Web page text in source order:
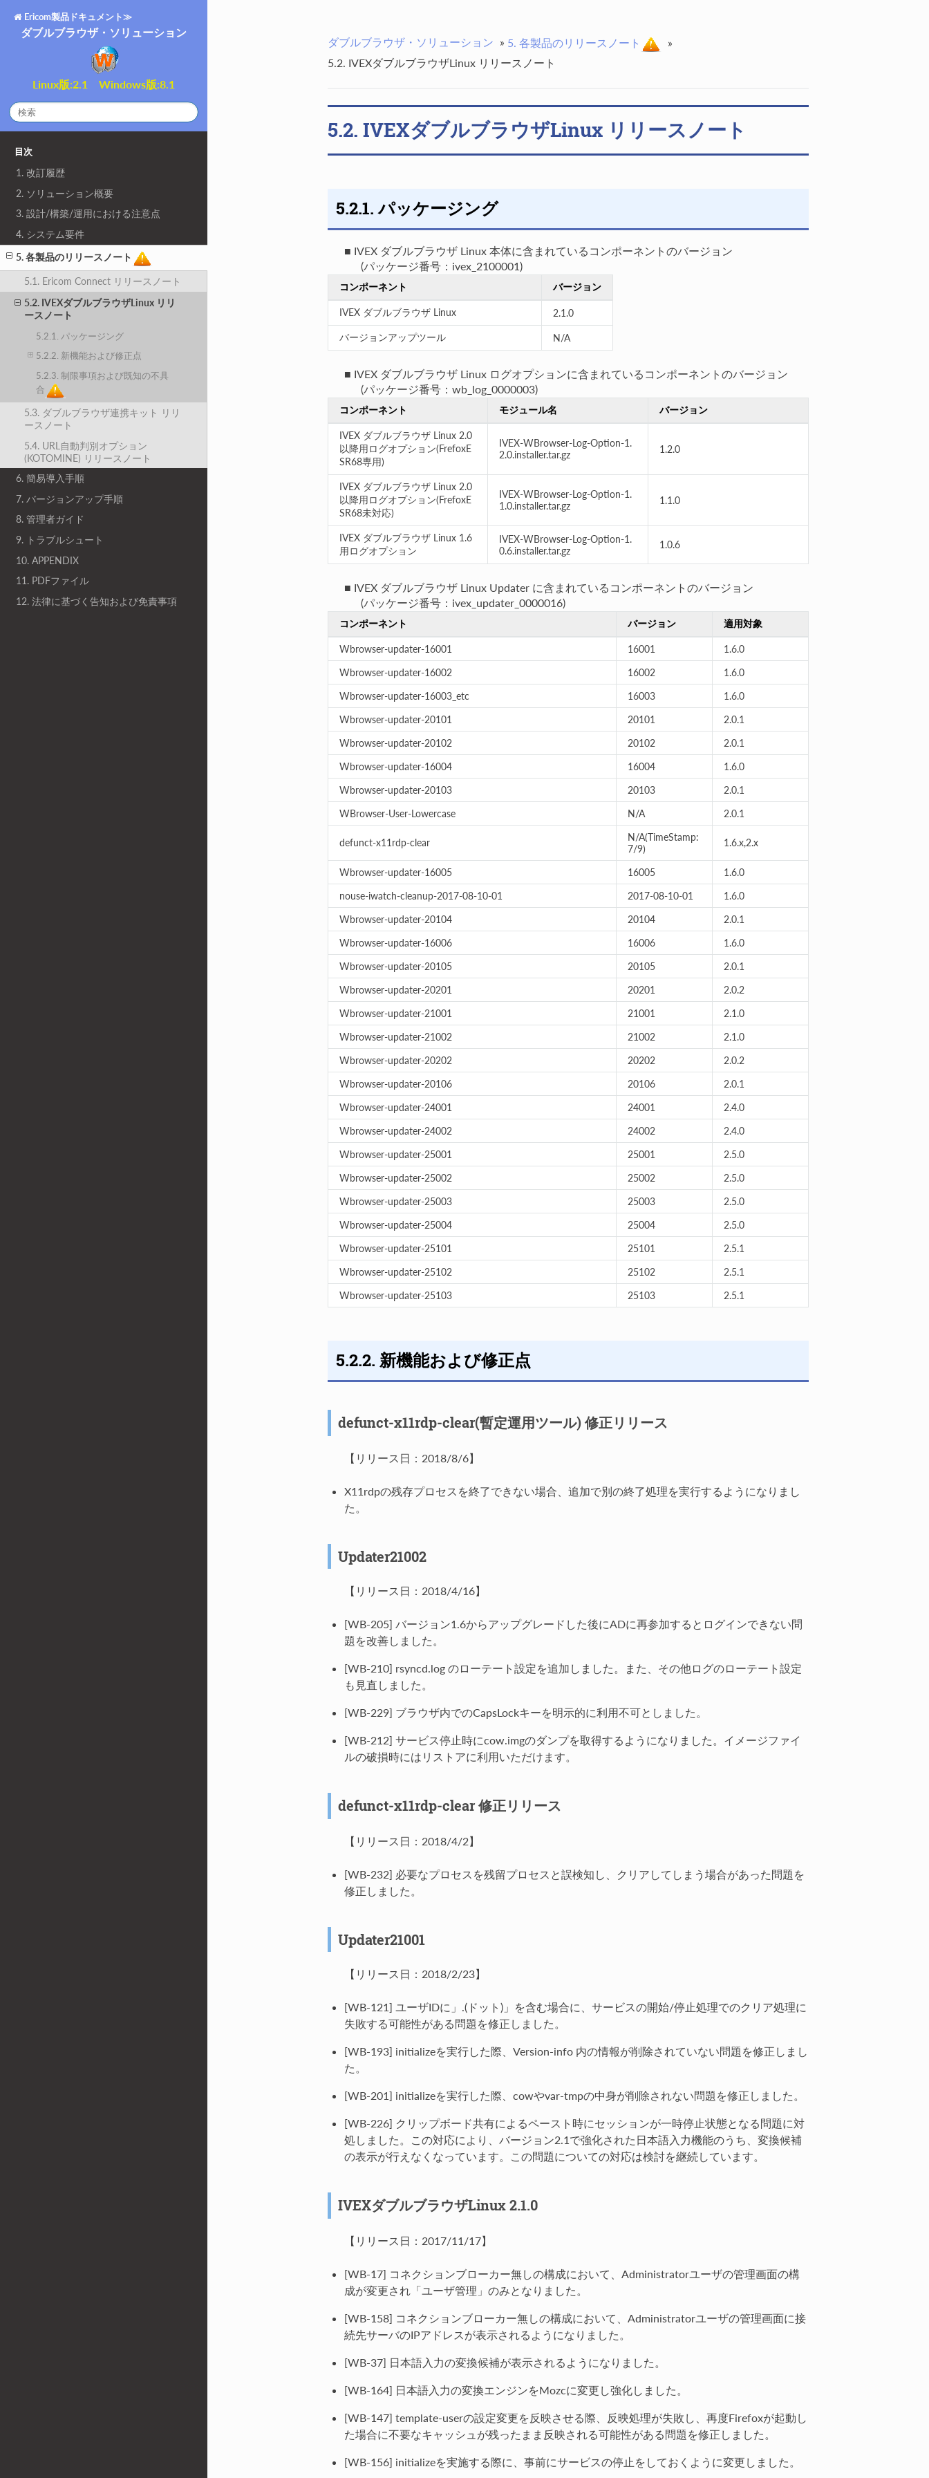
Ericom製品ドキュメント≫
ダブルブラウザ・ソリューション
Linux版:2.1 Windows版:8.1
目次
1. 改訂履歴
2. ソリューション概要
3. 設計/構築/運用における注意点
4. システム要件
5. 各製品のリリースノート
5.1. Ericom Connect リリースノート
5.2. IVEXダブルブラウザLinux リリ
ースノート
5.2.1. パッケージング
5.2.2. 新機能および修正点
5.2.3. 制限事項および既知の不具
合
5.3. ダブルブラウザ連携キット リリ
ースノート
5.4. URL自動判別オプション
(KOTOMINE) リリースノート
6. 簡易導入手順
7. バージョンアップ手順
8. 管理者ガイド
9. トラブルシュート
10. APPENDIX
11. PDFファイル
12. 法律に基づく告知および免責事項
ダブルブラウザ・ソリューション » 5. 各製品のリリースノート
»
5.2. IVEXダブルブラウザLinux リリースノート
5.2. IVEXダブルブラウザLinux リリースノート
5.2.1. パッケージング
■ IVEX ダブルブラウザ Linux 本体に含まれているコンポーネントのバージョン
(パッケージ番号：ivex_2100001)
コンポーネント バージョン
IVEX ダブルブラウザ Linux 2.1.0
バージョンアップツール N/A
■ IVEX ダブルブラウザ Linux ログオプションに含まれているコンポーネントのバージョン
(パッケージ番号：wb_log_0000003)
コンポーネント モジュール名 バージョン
IVEX ダブルブラウザ Linux 2.0
以降用ログオプション(FrefoxE
SR68専用)
IVEX-WBrowser-Log-Option-1.
2.0.installer.tar.gz
1.2.0
IVEX ダブルブラウザ Linux 2.0
以降用ログオプション(FrefoxE
SR68未対応)
IVEX-WBrowser-Log-Option-1.
1.0.installer.tar.gz
1.1.0
IVEX ダブルブラウザ Linux 1.6
用ログオプション
IVEX-WBrowser-Log-Option-1.
0.6.installer.tar.gz
1.0.6
■ IVEX ダブルブラウザ Linux Updater に含まれているコンポーネントのバージョン
(パッケージ番号：ivex_updater_0000016)
コンポーネント バージョン 適用対象
Wbrowser-updater-16001 16001
1.6.0
Wbrowser-updater-16002
16002
1.6.0
Wbrowser-updater-16003_etc
16003
1.6.0
Wbrowser-updater-20101
20101
2.0.1
Wbrowser-updater-20102
20102
2.0.1
Wbrowser-updater-16004
16004
1.6.0
Wbrowser-updater-20103
20103
2.0.1
WBrowser-User-Lowercase
N/A 2.0.1
defunct-x11rdp-clear
N/A(TimeStamp:
7/9)
1.6.x,2.x
Wbrowser-updater-16005 16005
1.6.0
nouse-iwatch-cleanup-2017-08-10-01
2017-08-10-01
1.6.0
Wbrowser-updater-20104
20104
2.0.1
Wbrowser-updater-16006
16006
1.6.0
Wbrowser-updater-20105
20105
2.0.1
Wbrowser-updater-20201
20201
2.0.2
Wbrowser-updater-21001
21001
2.1.0
Wbrowser-updater-21002
21002
2.1.0
Wbrowser-updater-20202
20202
2.0.2
Wbrowser-updater-20106
20106
2.0.1
Wbrowser-updater-24001
24001
2.4.0
Wbrowser-updater-24002
24002
2.4.0
Wbrowser-updater-25001
25001
2.5.0
Wbrowser-updater-25002
25002
2.5.0
Wbrowser-updater-25003
25003
2.5.0
Wbrowser-updater-25004
25004
2.5.0
Wbrowser-updater-25101
25101
2.5.1
Wbrowser-updater-25102
25102
2.5.1
Wbrowser-updater-25103
25103 2.5.1
5.2.2. 新機能および修正点
defunct-x11rdp-clear(暫定運用ツール) 修正リリース
【リリース日：2018/8/6】
X11rdpの残存プロセスを終了できない場合、追加で別の終了処理を実行するようになりまし
た。
Updater21002
【リリース日：2018/4/16】
[WB-205] バージョン1.6からアップグレードした後にADに再参加するとログインできない問
題を改善しました。
[WB-210] rsyncd.log のローテート設定を追加しました。また、その他ログのローテート設定
も見直しました。
[WB-229] ブラウザ内でのCapsLockキーを明示的に利用不可としました。
[WB-212] サービス停止時にcow.imgのダンプを取得するようになりました。イメージファイ
ルの破損時にはリストアに利用いただけます。
defunct-x11rdp-clear 修正リリース
【リリース日：2018/4/2】
[WB-232] 必要なプロセスを残留プロセスと誤検知し、クリアしてしまう場合があった問題を
修正しました。
Updater21001
【リリース日：2018/2/23】
[WB-121] ユーザIDに」.(ドット)」を含む場合に、サービスの開始/停止処理でのクリア処理に
失敗する可能性がある問題を修正しました。
[WB-193] initializeを実行した際、Version-info 内の情報が削除されていない問題を修正しまし
た。
[WB-201] initializeを実行した際、cowやvar-tmpの中身が削除されない問題を修正しました。
[WB-226] クリップボード共有によるペースト時にセッションが一時停止状態となる問題に対
処しました。この対応により、バージョン2.1で強化された日本語入力機能のうち、変換候補
の表示が行えなくなっています。この問題についての対応は検討を継続しています。
IVEXダブルブラウザLinux 2.1.0
【リリース日：2017/11/17】
[WB-17] コネクションブローカー無しの構成において、Administratorユーザの管理画面の構
成が変更され「ユーザ管理」のみとなりました。
[WB-158] コネクションブローカー無しの構成において、Administratorユーザの管理画面に接
続先サーバのIPアドレスが表示されるようになりました。
[WB-37] 日本語入力の変換候補が表示されるようになりました。
[WB-164] 日本語入力の変換エンジンをMozcに変更し強化しました。
[WB-147] template-userの設定変更を反映させる際、反映処理が失敗し、再度Firefoxが起動し
た場合に不要なキャッシュが残ったまま反映される可能性がある問題を修正しました。
[WB-156] initializeを実施する際に、事前にサービスの停止をしておくように変更しました。